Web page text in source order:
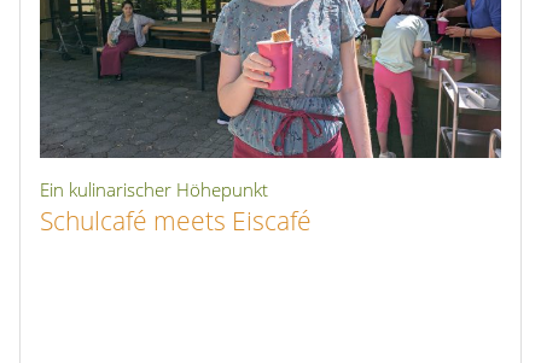
Ein kulinarischer Höhepunkt
Schulcafé meets Eiscafé